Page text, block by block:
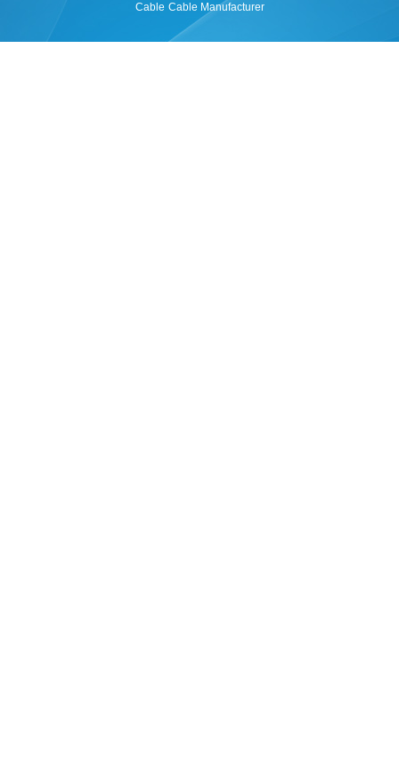
Cable Cable Manufacturer